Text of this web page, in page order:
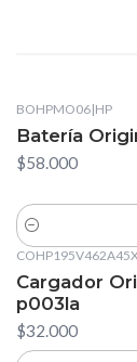
BOHPMO06|HP
Batería
$58.000
Cantidad
Cargador
p003la
$32.000